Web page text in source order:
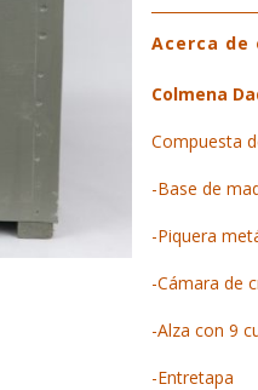
B
T/GR
pintada
quantity
Acerca
Colmena
Compuesta
-Base de
-Piquera
-Cámara de
-Alza con 9
-Entretapa